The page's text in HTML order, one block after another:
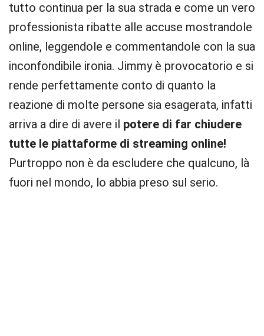
tutto continua per la sua strada e come un vero
professionista ribatte alle accuse mostrandole
online, leggendole e commentandole con la sua
inconfondibile ironia. Jimmy è provocatorio e si
rende perfettamente conto di quanto la
reazione di molte persone sia esagerata, infatti
arriva a dire di avere il potere di far chiudere
tutte le piattaforme di streaming online!
Purtroppo non è da escludere che qualcuno, là
fuori nel mondo, lo abbia preso sul serio.